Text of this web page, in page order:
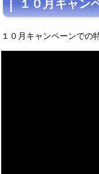
１０月キャン
１０月キャンペーンでの